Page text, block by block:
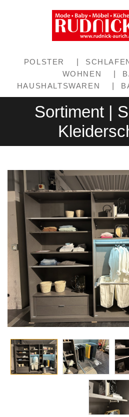
POLSTER
WOHNEN
HAUSHALTSWAREN
Sortiment |